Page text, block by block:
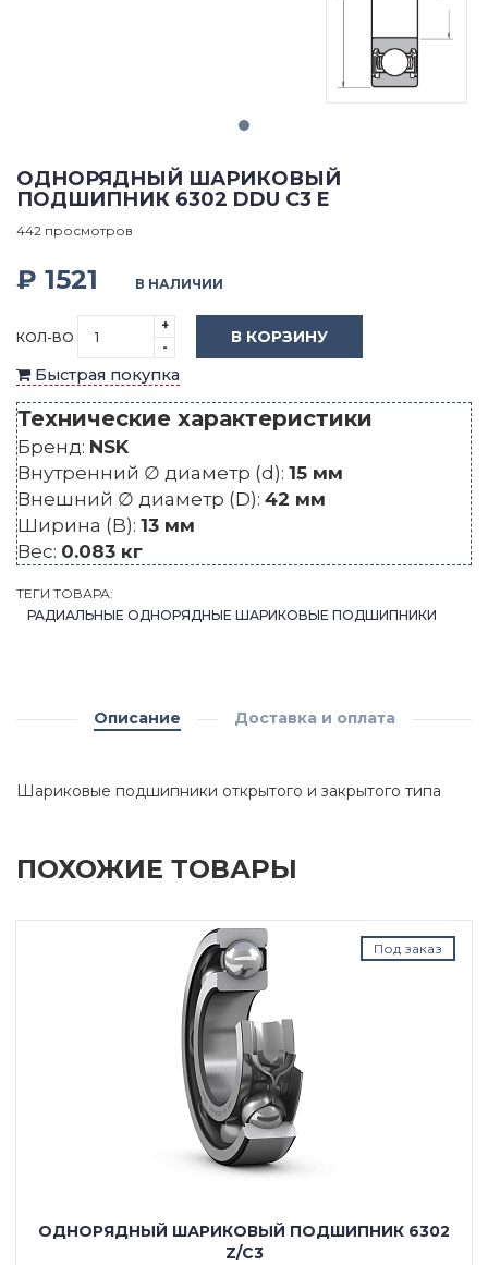
ОДНОРЯДНЫЙ ШАРИКОВЫЙ
ПОДШИПНИК 6302 DDU C3 E
442 просмотров
₽ 1521 В НАЛИЧИИ
КОЛ-ВО
+
-
В КОРЗИНУ
Быстрая покупка
Технические характеристики
Бренд: NSK
Внутренний ∅ диаметр (d): 15 мм
Внешний ∅ диаметр (D): 42 мм
Ширина (B): 13 мм
Вес: 0.083 кг
ТЕГИ ТОВАРА:
РАДИАЛЬНЫЕ ОДНОРЯДНЫЕ ШАРИКОВЫЕ ПОДШИПНИКИ
Описание Доставка и оплата
Шариковые подшипники открытого и закрытого типа
ПОХОЖИЕ ТОВАРЫ
Под заказ
ОДНОРЯДНЫЙ ШАРИКОВЫЙ ПОДШИПНИК 6302
Z/C3